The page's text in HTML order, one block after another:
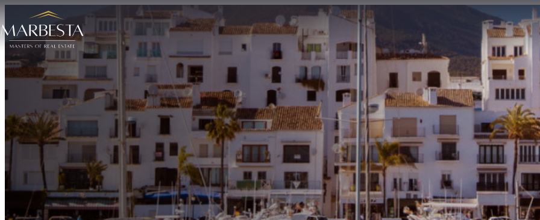
Ontdek alle regio’s | Prachtige woningen te koop